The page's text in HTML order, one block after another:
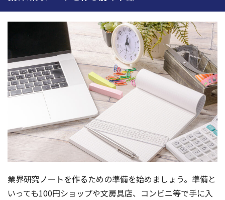
業界研究ノートを作るための準備を始めましょう。準備と
いっても100円ショップや文房具店、コンビニ等で手に入